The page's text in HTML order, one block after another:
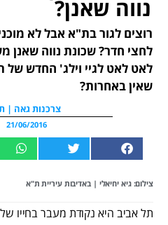
נווה שאנן?
רוצים לגור בת"א אבל לא
לחצי חדר? שכונת נווה שאנן
לאט לאט לגיי וילג' החדש
שאין באחרות?
צרכנות גאה |
21/06/2016
צילום: גיא יחיאלי | באדיבות עיריית ת"א
תל אביב היא נקודת מעבר בחייו